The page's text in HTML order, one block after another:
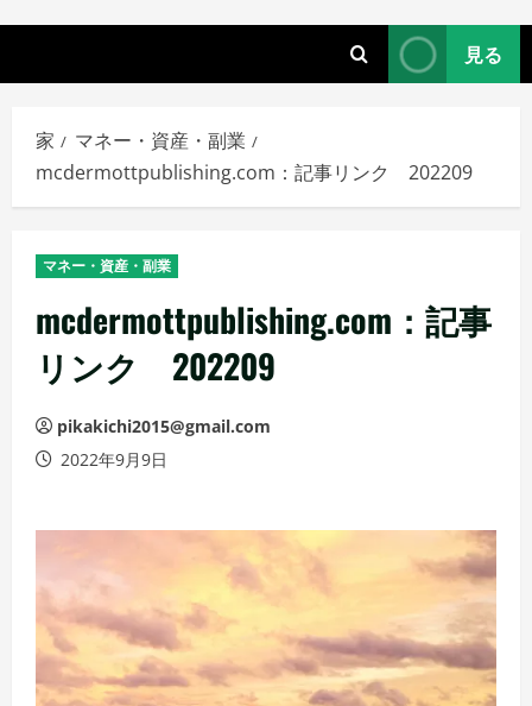
ま
見る
家
マネー・資産・副業
mcdermottpublishing.com：記事リンク 202209
マネー・資産・副業
mcdermottpublishing.com：記事
リンク 202209
pikakichi2015@gmail.com
2022年9月9日